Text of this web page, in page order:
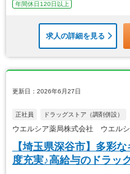
年間休日120日以上
求人の詳細を見る
更新日：2026年6月27日
正社員 ドラッグストア（調剤併設）
ウエルシア薬局株式会社 ウエル
【埼玉県深谷市】多彩
度充実♪高給与のドラッ